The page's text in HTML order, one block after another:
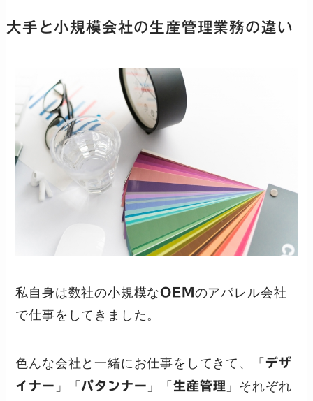
大手と小規模会社の生産管理業務の違い
私自身は数社の小規模なOEM のアパレル会社
で仕事をしてきました。
色んな会社と一緒にお仕事をしてきて、「 デザ
イナー 」「パタンナー 」「生産管理 」それぞれ